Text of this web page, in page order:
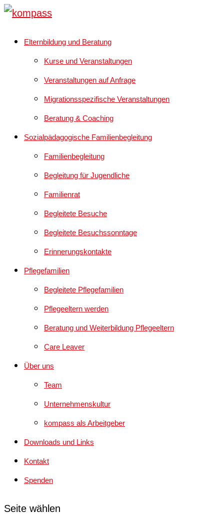
Elternbildung und Beratung
Kurse und Veranstaltungen
Veranstaltungen auf Anfrage
Migrationsspezifische Veranstaltungen
Beratung & Coaching
Sozialpädagogische Familienbegleitung
Familienbegleitung
Begleitung für Jugendliche
Familienrat
Begleitete Besuche
Begleitete Besuchssonntage
Erinnerungskontakte
Pflegefamilien
Begleitete Pflegefamilien
Pflegeeltern werden
Beratung und Weiterbildung Pflegeeltern
Care Leaver
Über uns
Team
Unternehmenskultur
kompass als Arbeitgeber
Downloads und Links
Kontakt
Spenden
Seite wählen